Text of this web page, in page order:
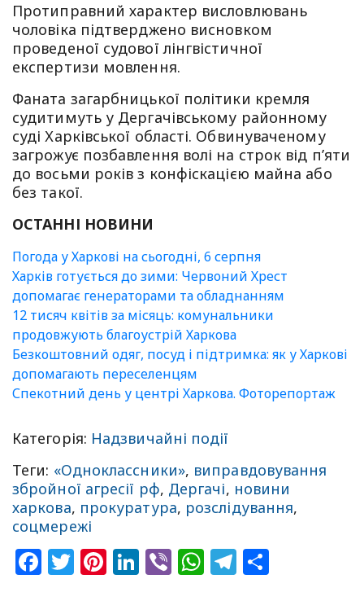
Протиправний характер висловлювань
чоловіка підтверджено висновком
проведеної судової лінгвістичної
експертизи мовлення.
Фаната загарбницької політики кремля
судитимуть у Дергачівському районному
суді Харківської області. Обвинуваченому
загрожує позбавлення волі на строк від п’яти
до восьми років з конфіскацією майна або
без такої.
ОСТАННІ НОВИНИ
Погода у Харкові на сьогодні, 6 серпня
Харків готується до зими: Червоний Хрест
допомагає генераторами та обладнанням
12 тисяч квітів за місяць: комунальники
продовжують благоустрій Харкова
Безкоштовний одяг, посуд і підтримка: як у Харкові
допомагають переселенцям
Спекотний день у центрі Харкова. Фоторепортаж
Категорія: Надзвичайні події
Теги: «Одноклассники», виправдовування
збройної агресії рф, Дергачі, новини
харкова, прокуратура, розслідування,
соцмережі
Facebook
Twitter
Pinterest
LinkedIn
ViberWhatsApp
Telegram